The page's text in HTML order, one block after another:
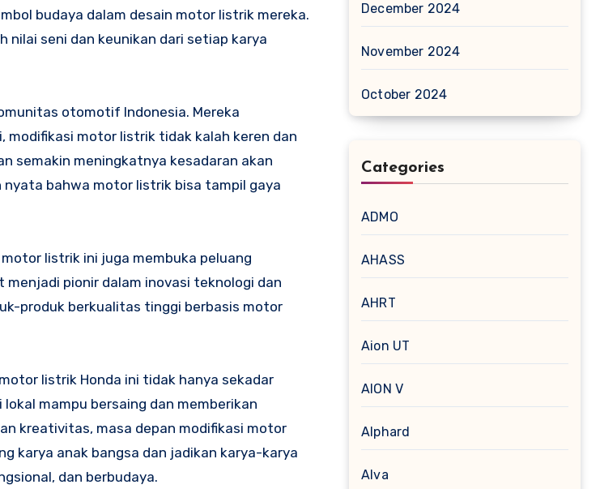
budaya dalam desain motor listrik mereka.
seni dan keunikan dari setiap karya
otomotif Indonesia. Mereka
modifikasi motor listrik tidak kalah keren dan
semakin meningkatnya kesadaran akan
bahwa motor listrik bisa tampil gaya
listrik ini juga membuka peluang
pionir dalam inovasi teknologi dan
produk berkualitas tinggi berbasis motor
listrik Honda ini tidak hanya sekadar
mampu bersaing dan memberikan
kreativitas, masa depan modifikasi motor
karya anak bangsa dan jadikan karya-karya
dan berbudaya.
December 2024
November 2024
October 2024
Categories
ADMO
AHASS
AHRT
Aion UT
AION V
Alphard
Alva